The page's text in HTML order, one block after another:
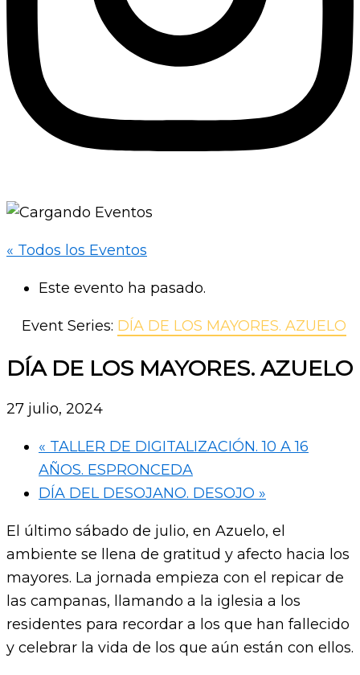
« Todos los Eventos
Este evento ha pasado.
Event Series: DÍA DE LOS MAYORES. AZUELO
DÍA DE LOS MAYORES. AZUELO
27 julio, 2024
« TALLER DE DIGITALIZACIÓN. 10 A 16
AÑOS. ESPRONCEDA
DÍA DEL DESOJANO. DESOJO »
El último sábado de julio, en Azuelo, el
ambiente se llena de gratitud y afecto hacia los
mayores. La jornada empieza con el repicar de
las campanas, llamando a la iglesia a los
residentes para recordar a los que han fallecido
y celebrar la vida de los que aún están con ellos.